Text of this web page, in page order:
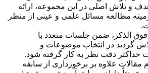
و تلاش اصلی در این مجموعه، ارائه
زمینه مطالعه مسائل علمی و عینی از منظر
الذکر، ضمن جلسات متعدد با
گردید در انتخاب موضوعات و
حداکثر دقت نظر به کار گرفته شود.
مقالات علاوه بر برخورداری از سابقه